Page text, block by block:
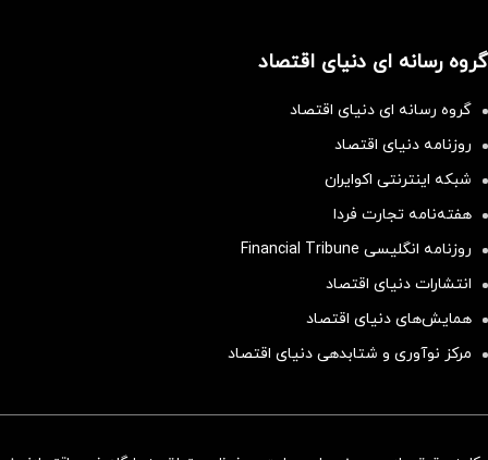
گروه رسانه ای دنیای اقتصاد
گروه رسانه ای دنیای اقتصاد
روزنامه دنیای اقتصاد
شبکه اینترنتی اکوایران
هفته‌نامه تجارت فردا
روزنامه انگلیسی Financial Tribune
انتشارات دنیای اقتصاد
همایش‌های دنیای اقتصاد
مرکز نوآوری و شتابدهی دنیای اقتصاد